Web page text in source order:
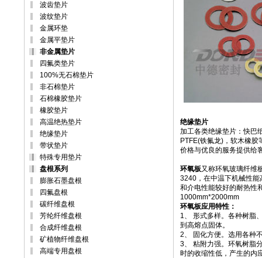
波齿垫片
波纹垫片
金属环垫
金属平垫片
非金属垫片
四氟类垫片
100%无石棉垫片
非石棉垫片
石棉橡胶垫片
橡胶垫片
高温绝热垫片
绝缘垫片
带状垫片
特殊专用垫片
盘根系列
膨胀石墨盘根
四氟盘根
碳纤维盘根
芳纶纤维盘根
合成纤维盘根
矿植物纤维盘根
高端专用盘根
绝缘垫片
加工各类绝缘垫片：快巴
PTFE(铁氟龙)，软木橡
价格与优良的服务提供给
环氧板又称环氧玻璃纤维
3240，在中温下机械性
和介电性能较好的耐热性
1000mm*2000mm
环氧板应用特性：
1、 形式多样。各种树脂
到高熔点固体。
2、 固化方便。选用各种
3、 粘附力强。环氧树脂
时的收缩性低，产生的内